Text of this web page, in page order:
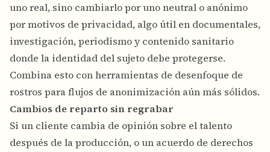
uno real, sino cambiarlo por uno neutral o anónimo
por motivos de privacidad, algo útil en documentales,
investigación, periodismo y contenido sanitario
donde la identidad del sujeto debe protegerse.
Combina esto conherramientas de desenfoque de
rostros para flujos de anonimización aún más sólidos.
Cambios de reparto sin regrabar
Si un cliente cambia de opinión sobre el talento
después de la producción, o un acuerdo de derechos